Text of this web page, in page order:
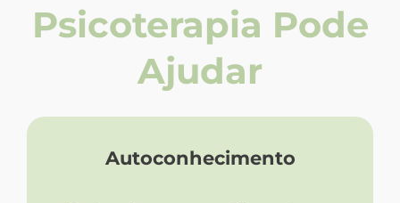
Psicoterapia Pode
Ajudar
Autoconhecimento